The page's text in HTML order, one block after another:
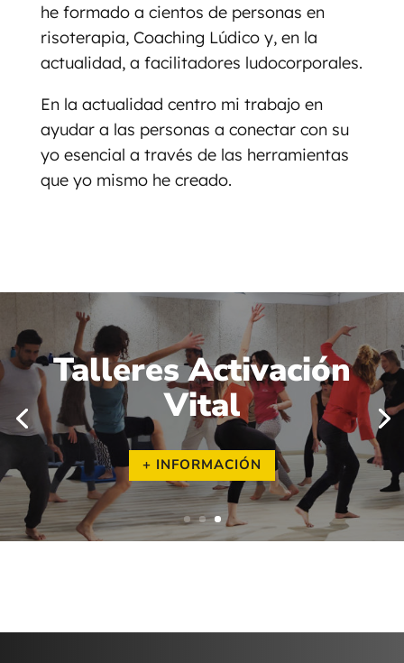
he formado a cientos de personas en
risoterapia, Coaching Lúdico y, en la
actualidad, a facilitadores ludocorporales.
En la actualidad centro mi trabajo en
ayudar a las personas a conectar con su
yo esencial a través de las herramientas
que yo mismo he creado.
Talleres Activación
Vital
+ INFORMACIÓN